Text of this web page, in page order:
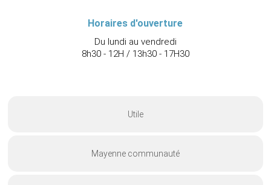
Horaires d'ouverture
Du lundi au vendredi
8h30 - 12H / 13h30 - 17H30
Utile
Mayenne communauté